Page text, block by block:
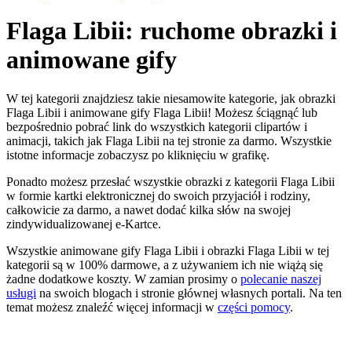
Flaga Libii: ruchome obrazki i
animowane gify
W tej kategorii znajdziesz takie niesamowite kategorie, jak obrazki
Flaga Libii i animowane gify Flaga Libii! Możesz ściągnąć lub
bezpośrednio pobrać link do wszystkich kategorii clipartów i
animacji, takich jak Flaga Libii na tej stronie za darmo. Wszystkie
istotne informacje zobaczysz po kliknięciu w grafikę.
Ponadto możesz przesłać wszystkie obrazki z kategorii Flaga Libii
w formie kartki elektronicznej do swoich przyjaciół i rodziny,
całkowicie za darmo, a nawet dodać kilka słów na swojej
zindywidualizowanej e-Kartce.
Wszystkie animowane gify Flaga Libii i obrazki Flaga Libii w tej
kategorii są w 100% darmowe, a z używaniem ich nie wiążą się
żadne dodatkowe koszty. W zamian prosimy o polecanie naszej
usługi na swoich blogach i stronie głównej własnych portali. Na ten
temat możesz znaleźć więcej informacji w części pomocy.